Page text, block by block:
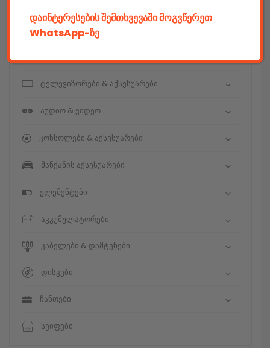
ნოუთბუქები & აქსესუარები
ტელევიზორები & აქსესუარები
აუდიო & ვიდეო
კონსოლები & აქსესუარები
მანქანის აქსესუარები
ელემენტები
აკკუმულატორები
კაბელები & დამტენები
დისკები
ჩანთები
სეიფები
დაინტერესების შემთხვევაში მოგვწერეთ
WhatsApp-ზე